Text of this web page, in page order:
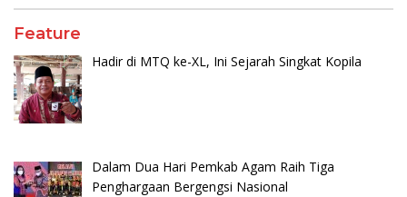
Feature
Hadir di MTQ ke-XL, Ini Sejarah Singkat Kopila
Dalam Dua Hari Pemkab Agam Raih Tiga
Penghargaan Bergengsi Nasional